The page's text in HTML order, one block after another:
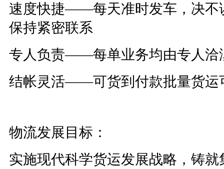
速度快捷——每天准时发车，决不
保持紧密联系
专人负责——每单业务均由专人洽
结帐灵活——可货到付款批量货运
物流发展目标：
实施现代科学货运发展战略，铸